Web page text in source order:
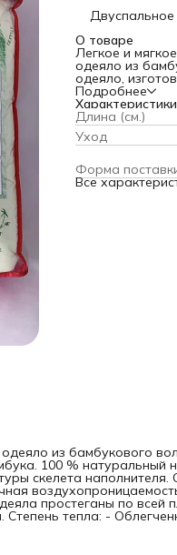
Двуспальное
О товаре
Легкое и
одеяло из
одеяло,
натуральный
волокна для
по своей
позволяет
- хлопковый
изделия, - по
большей
(весна/лето,
Подробнее
Характеристики
Длина (см.)
Уход
Форма
Все
из бамбукового
100 % натуральный
скелета
простеганы по всей
тепла: -